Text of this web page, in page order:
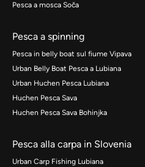
Pesca a mosca Soča
Pesca a spinning
Pesca in belly boat sul fiume Vipava
Urban Belly Boat Pesca a Lubiana
Urban Huchen Pesca Lubiana
Huchen Pesca Sava
Huchen Pesca Sava Bohinjka
Pesca alla carpa in Slovenia
Urban Carp Fishing Lubiana